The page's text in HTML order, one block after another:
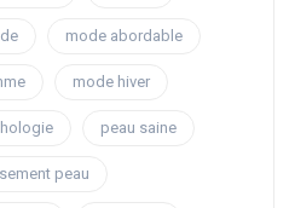
mode abordable
mode hiver
peau saine
peau